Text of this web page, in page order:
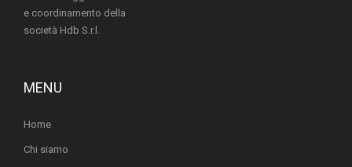
e coordinamento della
società Hdb S.r.l.
MENU
Home
Chi siamo